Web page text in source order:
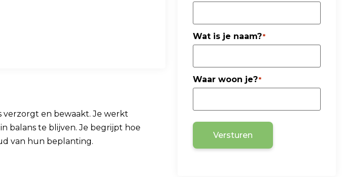
verzorgt en bewaakt. Je werkt
balans te blijven. Je begrijpt hoe
van hun beplanting.
Wat is je naam?*
Waar woon je?*
Versturen